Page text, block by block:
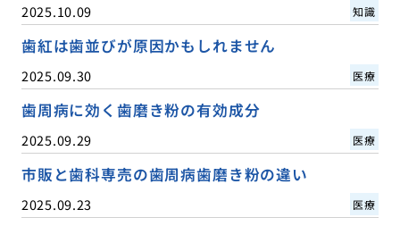
2025.10.09 知識
歯紅は歯並びが原因かもしれません
2025.09.30 医療
歯周病に効く歯磨き粉の有効成分
2025.09.29 医療
市販と歯科専売の歯周病歯磨き粉の違い
2025.09.23 医療